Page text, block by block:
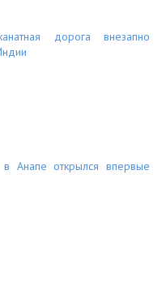
дорога внезапно
в Анапе открылся впервые